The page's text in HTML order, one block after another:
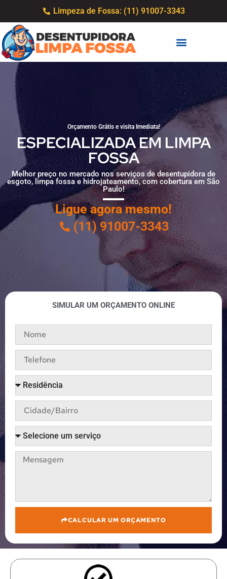
Limpeza de Fossa: (11) 91007-3343
Orçamento Grátis e visita Imediata!
ESPECIALIZADA EM LIMPA
FOSSA
Melhor preço no mercado nos serviços de desentupidora de
esgoto, limpa fossa e hidrojateamento, com cobertura em São
Paulo!
Ligue agora mesmo!
(11) 91007-3343
SIMULAR UM ORÇAMENTO ONLINE
CALCULAR UM ORÇAMENTO